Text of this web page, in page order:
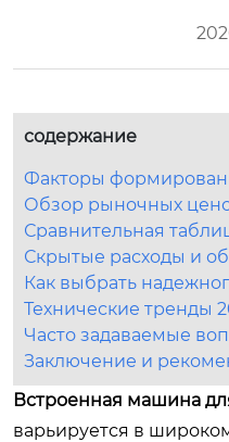
содержание
Факторы
Обзор рыночных
Сравнительная
Скрытые расходы и
Как выбрать
Технические тренды
Часто задаваемые
Заключение и
Встроенная машина
варьируется в